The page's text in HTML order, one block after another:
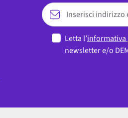
Letta l’informativa
newsletter e/o